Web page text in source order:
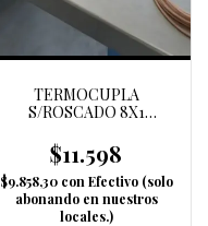
TERMOCUPLA
S/ROSCADO 8X1
$11.598
$9.858,30 con Efectivo (solo
abonando en nuestros
locales.)